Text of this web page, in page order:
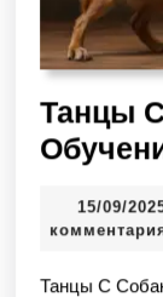
Танцы
15/09/
Танцы С Собаками Обучение — это веселье и польза